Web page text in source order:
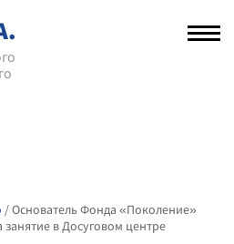
/Основатель Фонда «Поколение»
занятие в Досуговом центре